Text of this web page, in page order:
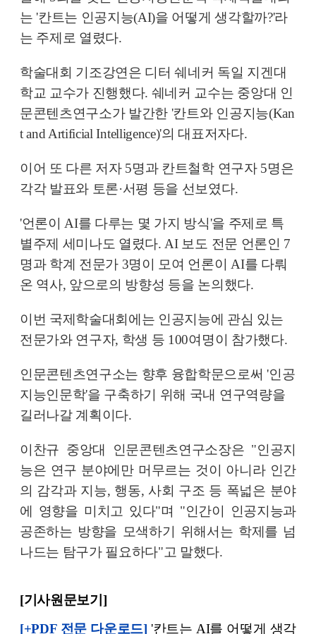
는 '칸트는 인공지능(AI)을 어떻게 생각할까?'라
는 주제로 열렸다.
학술대회 기조강연은 디터 쉐네커 독일 지겐대
학교 교수가 진행했다. 쉐네커 교수는 중앙대 인
문콘텐츠연구소가 발간한 '칸트와 인공지능(Kan
t and Artificial Intelligence)'의 대표저자다.
이어 또 다른 저자 5명과 칸트철학 연구자 5명은
각각 발표와 토론·서평 등을 선보였다.
'언론이 AI를 다루는 몇 가지 방식'을 주제로 특
별주제 세미나도 열렸다. AI 보도 전문 언론인 7
명과 학계 전문가 3명이 모여 언론이 AI를 다뤄
온 역사, 앞으로의 방향성 등을 논의했다.
이번 국제학술대회에는 인공지능에 관심 있는
전문가와 연구자, 학생 등 100여명이 참가했다.
인문콘텐츠연구소는 향후 융합학문으로써 '인공
지능인문학'을 구축하기 위해 국내 연구역량을
길러나갈 계획이다.
이찬규 중앙대 인문콘텐츠연구소장은 "인공지
능은 연구 분야에만 머무르는 것이 아니라 인간
의 감각과 지능, 행동, 사회 구조 등 폭넓은 분야
에 영향을 미치고 있다"며 "인간이 인공지능과
공존하는 방향을 모색하기 위해서는 학제를 넘
나드는 탐구가 필요하다"고 말했다.
[기사원문보기 ]
[+PDF 전문 다운로드] '칸트는 AI를 어떻게 생각